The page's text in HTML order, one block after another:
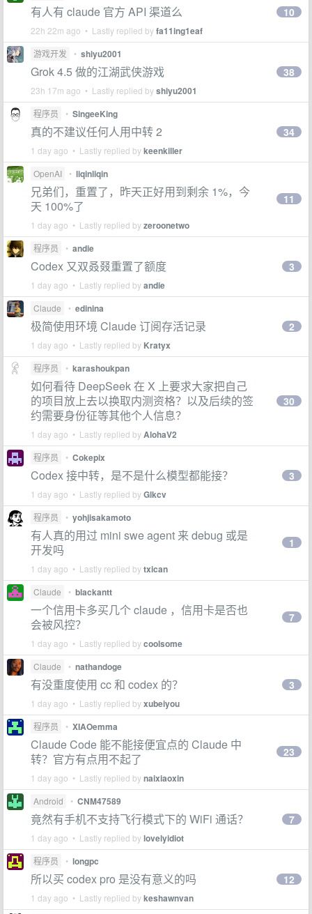
有人有 claude 官方 API 渠道么
22h 22m ago • Lastly replied byfa11ing1eaf
10
游戏开发 • shiyu2001
Grok 4.5 做的江湖武侠游戏
23h 17m ago • Lastly replied byshiyu2001
38
程序员 • SingeeKing
真的不建议任何人用中转 2
1 day ago • Lastly replied bykeenkiller
34
OpenAI • liqinliqin
兄弟们，重置了，昨天正好用到剩余 1%，今
天 100%了
1 day ago • Lastly replied byzeroonetwo
11
程序员 • andie
Codex 又双叒叕重置了额度
1 day ago • Lastly replied byandie
3
Claude • edinina
极简使用环境 Claude 订阅存活记录
1 day ago • Lastly replied by Kratyx
2
程序员 • karashoukpan
如何看待 DeepSeek 在 X 上要求大家把自己
的项目放上去以换取内测资格？以及后续的签
约需要身份征等其他个人信息？
1 day ago • Lastly replied byAlohaV2
30
程序员 • Cokepix
Codex 接中转，是不是什么模型都能接？
1 day ago • Lastly replied byGlkcv
3
程序员 • yohjisakamoto
有人真的用过 mini swe agent 来 debug 或是
开发吗
1 day ago • Lastly replied bytxican
1
Claude • blackantt
一个信用卡多买几个 claude ，信用卡是否也
会被风控？
1 day ago • Lastly replied bycoolsome
7
Claude • nathandoge
有没重度使用 cc 和 codex 的？
1 day ago • Lastly replied byxubeiyou
3
程序员 • XIAOemma
Claude Code 能不能接便宜点的 Claude 中
转？官方有点用不起了
1 day ago • Lastly replied bynaixiaoxin
23
Android • CNM47589
竟然有手机不支持飞行模式下的 WiFi 通话？
1 day ago • Lastly replied bylovelyidiot
7
程序员 • longpc
所以买 codex pro 是没有意义的吗
1 day ago • Lastly replied bykeshawnvan
12